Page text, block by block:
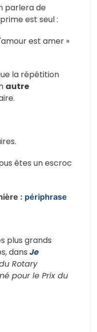
parlera de
est seul :
est amer »
la répétition
autre
êtes un escroc
: périphrase
plus grands
dans Je
Rotary
pour le Prix du